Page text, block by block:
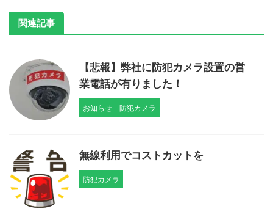
関連記事
【悲報】弊社に防犯カメラ設置の営
業電話が有りました！
お知らせ 防犯カメラ
無線利用でコストカットを
防犯カメラ